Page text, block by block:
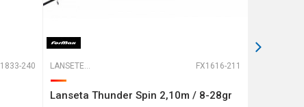
1833-240 LANSETE SPINNING FX1616-211
Lanseta Thunder Spin 2,10m / 8-28gr